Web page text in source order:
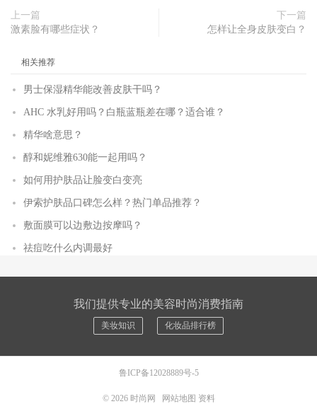
上一篇
激素脸有哪些症状？
下一篇
怎样让全身皮肤变白？
相关推荐
男士保湿精华能改善皮肤干吗？
AHC 水乳好用吗？白瓶蓝瓶差在哪？适合谁？
精华啥意思？
醇和妮维雅630能一起用吗？
如何用护肤品让脸变白变亮
伊索护肤品口碑怎么样？热门单品推荐？
敷面膜可以边敷边按摩吗？
祛痘吃什么内调最好
我们提供专业的美容时尚消费指南
美妆知识 化妆品排行榜
鲁ICP备12028889号-5
© 2026 时尚网 网站地图 资料